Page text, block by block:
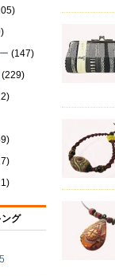
(147)
(229)
グ